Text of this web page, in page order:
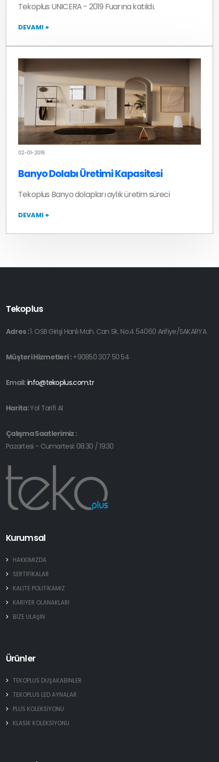
Tekoplus UNICERA - 2019 Fuarına katıldı.
DEVAMI +
02-01-2019
Banyo Dolabı Üretimi Kapasitesi
Tekoplus Banyo dolapları aylık üretim süreci
DEVAMI +
Tekoplus
Adres :1. OSB Girişi Hanlı Mah. Can Sk. No:4 54060 Arifiye/SAKARYA
Müşteri Hizmetleri : +90850 307 50 54
Email: info@tekoplus.com.tr
Harita:Yol Tarifi Al
Çalışma Saatlerimiz :
Pazartesi - Cumartesi: 08:30 / 19:30
Kurumsal
HAKKIMIZDA
SERTİFİKALAR
KALİTE POLİTİKAMIZ
KARİYER OLANAKLARI
BİZE ULAŞIN
Ürünler
TEKOPLUS DUŞAKABİNLER
TEKOPLUS LED AYNALAR
PLUS KOLEKSİYONU
KLASİK KOLEKSİYONU